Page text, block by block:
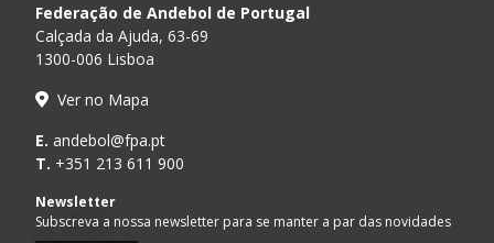
Federação de Andebol de Portugal
Calçada da Ajuda, 63-69
1300-006 Lisboa
Ver no Mapa
E. andebol@fpa.pt
T. +351 213 611 900
Newsletter
Subscreva a nossa newsletter para se manter a par das novidades